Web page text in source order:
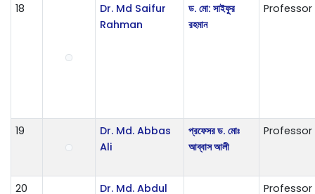
18
Dr. Md Saifur
Rahman
ড. মো: সাইফুর
রহমান
Professor
19
Dr. Md. Abbas
Ali
প্রফেসর ড. মোঃ
আব্বাস আলী
Professor
20
Dr. Md. Abdul
Professor